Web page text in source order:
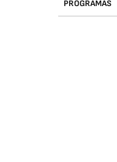
PROGRAMAS